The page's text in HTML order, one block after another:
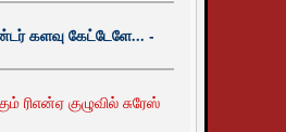
களவு கேட்டேளே... -
ரிஎன்ஏ குழுவில் சுரேஸ்